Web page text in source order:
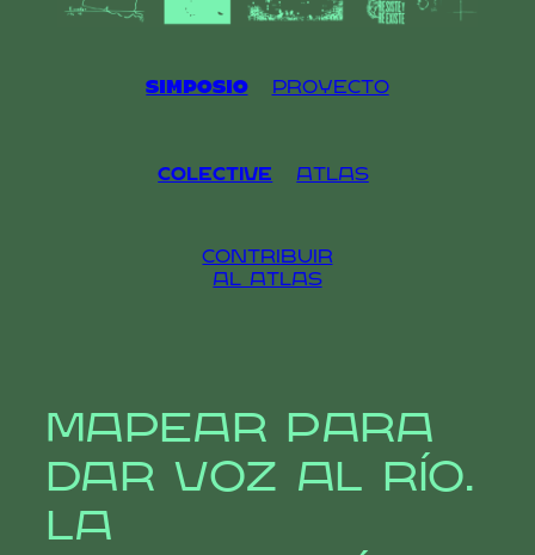
Simposio Proyecto
Colective Atlas
contribuir
al atlas
Mapear para
dar voz al río.
La